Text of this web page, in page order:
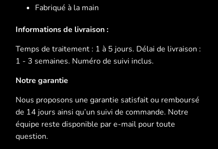
Fabriqué à la main
Informations de livraison :
Temps de traitement : 1 à 5 jours. Délai de livraison :
1 - 3 semaines. Numéro de suivi inclus.
Notre garantie
Nous proposons une garantie satisfait ou remboursé
de 14 jours ainsi qu’un suivi de commande. Notre
équipe reste disponible par e-mail pour toute
question.